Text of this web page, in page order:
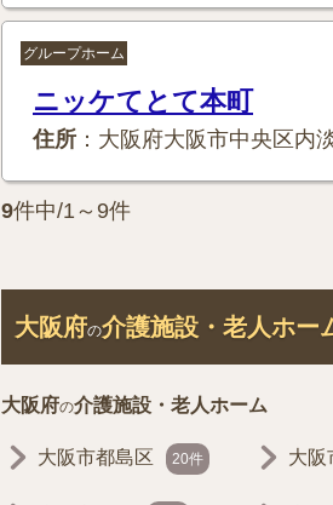
グループホーム
ニッケてとて本町
住所 ：大阪府大阪市中央区内
9件中/1～9件
大阪府の介護施設・老人ホー
大阪府の介護施設・老人ホーム
大阪市都島区 20件 大阪